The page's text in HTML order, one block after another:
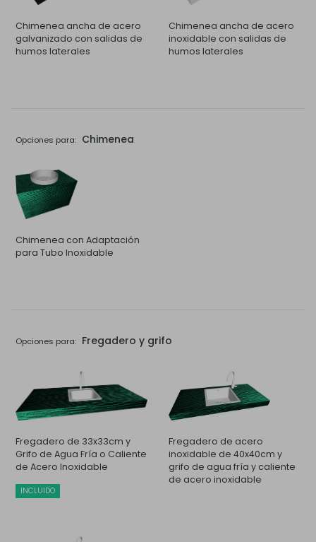
Chimenea ancha de acero
galvanizado con salidas de
humos laterales
Chimenea ancha de acero
inoxidable con salidas de
humos laterales
Opciones para: Chimenea
Chimenea con Adaptación
para Tubo Inoxidable
Opciones para: Fregadero y grifo
Fregadero de 33x33cm y
Grifo de Agua Fría o Caliente
de Acero Inoxidable
INCLUIDO
Fregadero de acero
inoxidable de 40x40cm y
grifo de agua fría y caliente
de acero inoxidable